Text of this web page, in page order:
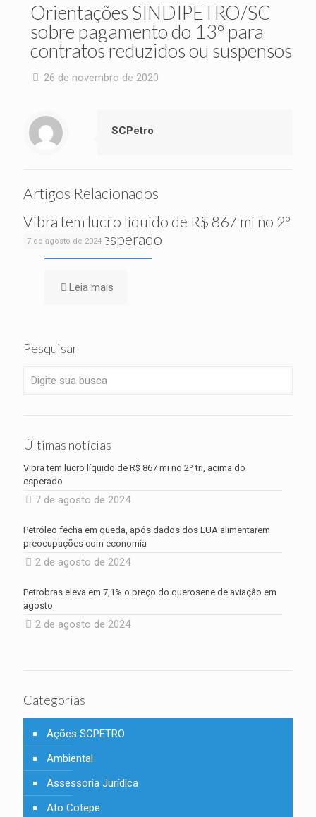
Orientações SINDIPETRO/SC
sobre pagamento do 13º para
contratos reduzidos ou suspensos
26 de novembro de 2020
SCPetro
Artigos Relacionados
7 de agosto de 2024
Vibra tem lucro líquido de R$ 867 mi no 2º
tri, acima do esperado
Leia mais
Pesquisar
Últimas notícias
Vibra tem lucro líquido de R$ 867 mi no 2º tri, acima do
esperado
7 de agosto de 2024
Petróleo fecha em queda, após dados dos EUA alimentarem
preocupações com economia
2 de agosto de 2024
Petrobras eleva em 7,1% o preço do querosene de aviação em
agosto
2 de agosto de 2024
Categorias
Ações SCPETRO
Ambiental
Assessoria Jurídica
Ato Cotepe